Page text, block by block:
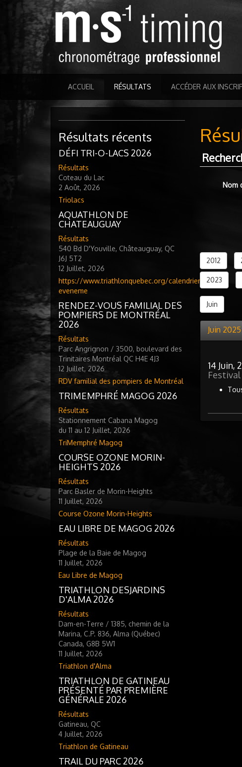
ACCUEIL RÉSULTATS ACCÉDER AUX
Résultats récents
DÉFI TRI-O-LACS 2026
Résultats
Coteau du Lac
2 Août, 2026
Triolacs
AQUATHLON DE
CHATEAUGUAY
Résultats
540 Bd D'Youville, Châteauguay, QC
J6J 5T2
12 Juillet, 2026
https://www.triathlonquebec.org/calendrier-
eveneme
RENDEZ-VOUS FAMILIAL DES
POMPIERS DE MONTRÉAL
2026
Résultats
Parc Angrignon / 3500, boulevard des
Trinitaires Montréal QC H4E 4J3
12 Juillet, 2026
RDV familial des pompiers de Montréal
TRIMEMPHRÉ MAGOG 2026
Résultats
Stationnement Cabana Magog
du 11 au 12 Juillet, 2026
TriMemphré Magog
COURSE OZONE MORIN-
HEIGHTS 2026
Résultats
Parc Basler de Morin-Heights
11 Juillet, 2026
Course Ozone Morin-Heights
EAU LIBRE DE MAGOG 2026
Résultats
Plage de la Baie de Magog
11 Juillet, 2026
Eau Libre de Magog
TRIATHLON DESJARDINS
D'ALMA 2026
Résultats
Dam-en-Terre / 1385, chemin de la
Marina, C.P. 836, Alma (Québec)
Canada, G8B 5W1
11 Juillet, 2026
Triathlon d'Alma
TRIATHLON DE GATINEAU
PRÉSENTÉ PAR PREMIÈRE
GÉNÉRALE 2026
Résultats
Gatineau, QC
4 Juillet, 2026
Triathlon de Gatineau
TRAIL DU PARC 2026
Nom
2012
2023
Juin
Juin 2025
14 Juin,